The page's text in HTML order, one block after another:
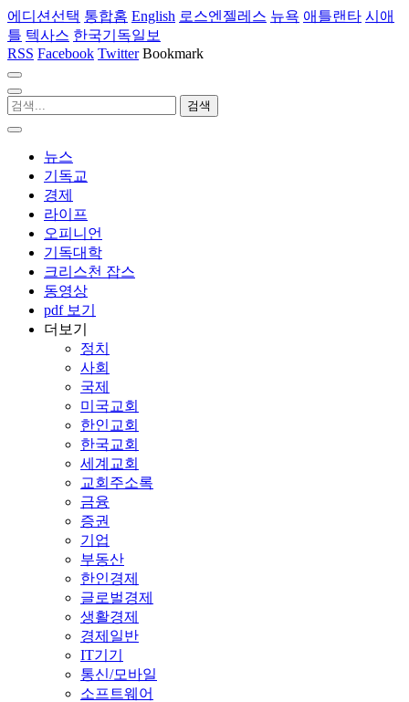
에디션선택 통합홈 English 로스엔젤레스 뉴욕 애틀랜타 시애
틀 텍사스 한국기독일보
RSS Facebook Twitter Bookmark
뉴스
기독교
경제
라이프
오피니언
기독대학
크리스천 잡스
동영상
pdf 보기
더보기
정치
사회
국제
미국교회
한인교회
한국교회
세계교회
교회주소록
금융
증권
기업
부동산
한인경제
글로벌경제
생활경제
경제일반
IT기기
통신/모바일
소프트웨어